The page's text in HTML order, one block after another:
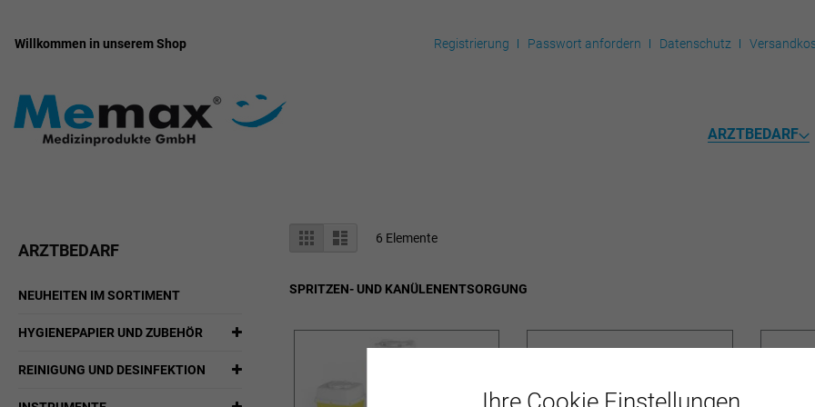
Zum
Willkommen in unserem Shop Registrierung Passwort anfordern Datenschutz
ARZTBEDARF
Anzeigen
als
Liste Liste 6 Elemente
SPRITZEN- UND KANÜLENENTSORGUNG
ARZTBEDARF
NEUHEITEN IM SORTIMENT
HYGIENEPAPIER UND ZUBEHÖR
REINIGUNG UND DESINFEKTION